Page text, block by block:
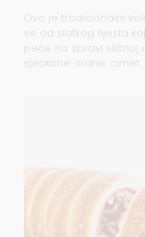
Ovo je tradicionalni
se od slatkog tijesta
peče na spravi sličnoj
sjeckane orahe, cimet…